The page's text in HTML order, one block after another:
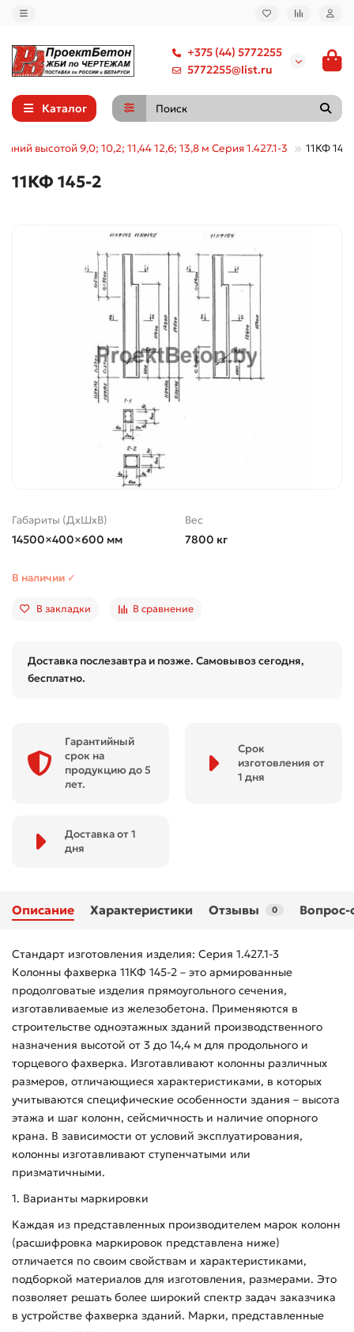
+375 (44) 5772255
5772255@list.ru
Каталог
высотой 9,0; 10,2; 11,44 12,6; 13,8 м Серия 1.427.1-3 11КФ
11КФ 145-2
Габариты (ДхШхВ)
14500×400×600 мм
Вес
7800 кг
В наличии ✓
В закладки В сравнение
Доставка послезавтра и позже. Самовывоз сегодня,
бесплатно.
Гарантийный
срок на
продукцию до 5
лет.
Срок
изготовления от
1 дня
Доставка от 1
дня
Описание Характеристики Отзывы 0 Вопрос-
Стандарт изготовления изделия: Серия 1.427.1-3
Колонны фахверка 11КФ 145-2 – это армированные
продолговатые изделия прямоугольного сечения,
изготавливаемые из железобетона. Применяются в
строительстве одноэтажных зданий производственного
назначения высотой от 3 до 14,4 м для продольного и
торцевого фахверка. Изготавливают колонны различных
размеров, отличающиеся характеристиками, в которых
учитываются специфические особенности здания – высота
этажа и шаг колонн, сейсмичность и наличие опорного
крана. В зависимости от условий эксплуатирования,
колонны изготавливают ступенчатыми или
призматичными.
1. Варианты маркировки
Каждая из представленных производителем марок колонн
(расшифровка маркировок представлена ниже)
отличается по своим свойствам и характеристиками,
подборкой материалов для изготовления, размерами. Это
позволяет решать более широкий спектр задач заказчика
в устройстве фахверка зданий. Марки, представленные